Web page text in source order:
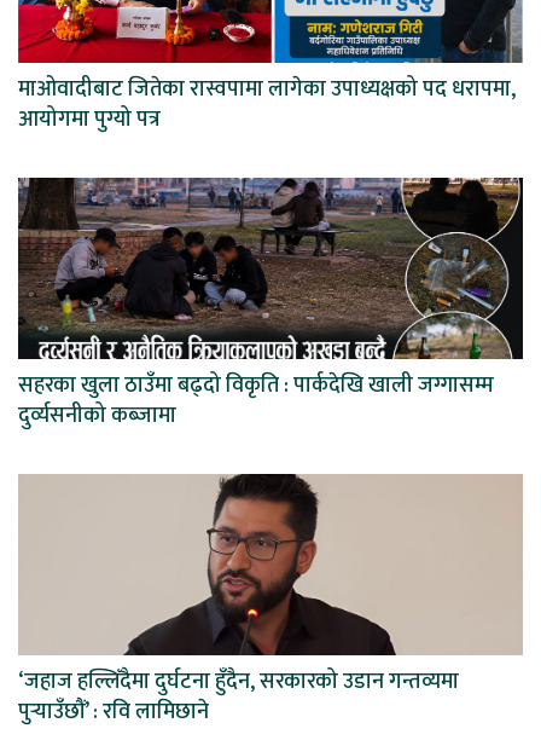
माओवादीबाट जितेका रास्वपामा लागेका उपाध्यक्षको पद धरापमा,
आयोगमा पुग्यो पत्र
सहरका खुला ठाउँमा बढ्दो विकृति : पार्कदेखि खाली जग्गासम्म
दुर्व्यसनीको कब्जामा
‘जहाज हल्लिँदैमा दुर्घटना हुँदैन, सरकारको उडान गन्तव्यमा
पुर्‍याउँछौं’ : रवि लामिछाने